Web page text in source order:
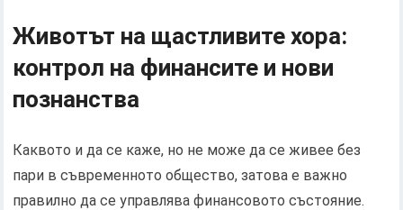
Животът на щастливите хора:
контрол на финансите и нови
познанства
Каквото и да се каже, но не може да се живее без
пари в съвременното общество, затова е важно
правилно да се управлява финансовото състояние.